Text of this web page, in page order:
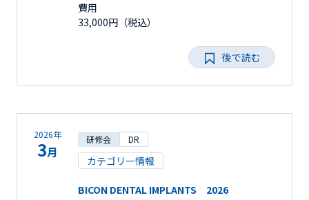
費用
33,000円（税込）
後で読む
2026年
3月
研修会 DR
カテゴリー情報
BICON DENTAL IMPLANTS 2026